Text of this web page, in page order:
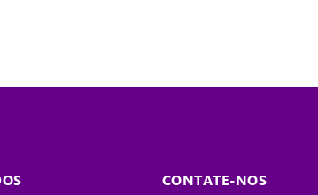
CONTATE-NOS